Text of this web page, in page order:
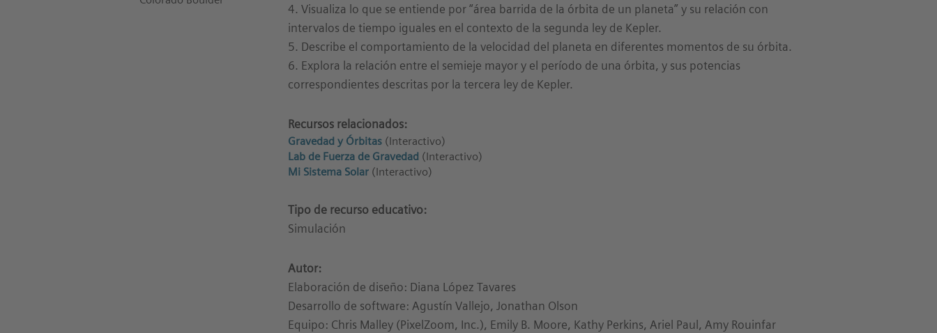
4. Visualiza lo que se entiende por “área barrida de la órbita de un planeta” y su relación con
intervalos de tiempo iguales en el contexto de la segunda ley de Kepler.
5. Describe el comportamiento de la velocidad del planeta en diferentes momentos de su órbita.
6. Explora la relación entre el semieje mayor y el período de una órbita, y sus potencias
correspondientes descritas por la tercera ley de Kepler.
Recursos relacionados:
Gravedad y Órbitas (Interactivo)
Lab de Fuerza de Gravedad (Interactivo)
Mi Sistema Solar (Interactivo)
Tipo de recurso educativo:
Simulación
Autor:
Elaboración de diseño: Diana López Tavares
Desarrollo de software: Agustín Vallejo, Jonathan Olson
Equipo: Chris Malley (PixelZoom, Inc.), Emily B. Moore, Kathy Perkins, Ariel Paul, Amy Rouinfar